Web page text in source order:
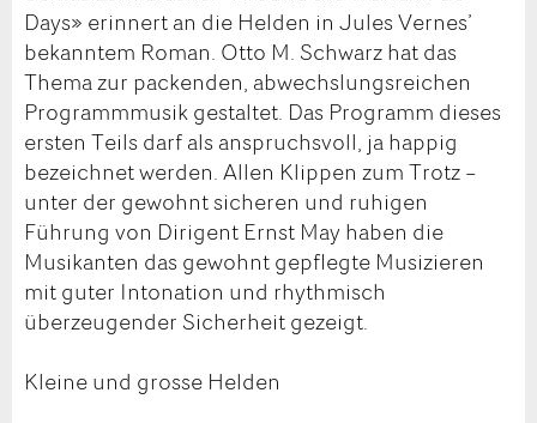
Days» erinnert an die Helden in Jules Vernes’
bekanntem Roman. Otto M. Schwarz hat das
Thema zur packenden, abwechslungsreichen
Programmmusik gestaltet. Das Programm dieses
ersten Teils darf als anspruchsvoll, ja happig
bezeichnet werden. Allen Klippen zum Trotz –
unter der gewohnt sicheren und ruhigen
Führung von Dirigent Ernst May haben die
Musikanten das gewohnt gepflegte Musizieren
mit guter Intonation und rhythmisch
überzeugender Sicherheit gezeigt.
Kleine und grosse Helden